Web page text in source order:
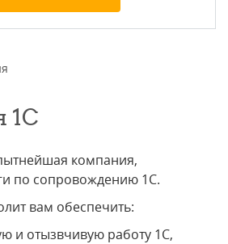
1С
компания,
по сопровождению 1С.
вам обеспечить:
и отызвчивую работу 1С,